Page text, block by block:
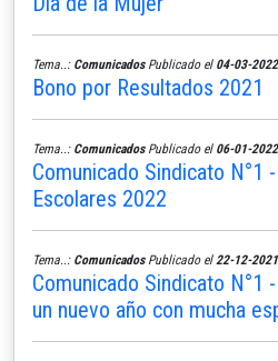
Tema..: ComunicadosPublicado el 04-03-2022
Bono por Resultados 2021
Tema..: ComunicadosPublicado el 06-01-2022
Comunicado Sindicato N°1
Escolares 2022
Tema..: ComunicadosPublicado el 22-12-2021
Comunicado Sindicato N°1
un nuevo año con mucha